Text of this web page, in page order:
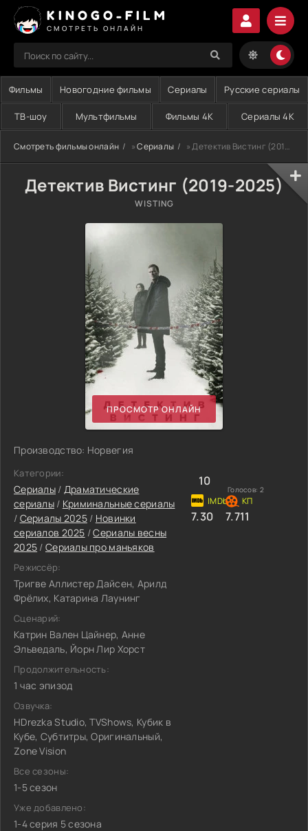
KINOGO-FILM
СМОТРЕТЬ ОНЛАЙН
Фильмы Новогодние фильмы Сериалы Русские сериалы
ТВ-шоу Мультфильмы Фильмы 4K Сериалы 4K
Смотреть фильмы онлайн »Сериалы » Детектив Вистинг (2019-2025)
Детектив Вистинг (2019-2025)
WISTING
ПРОСМОТР ОНЛАЙН
Производство: Норвегия
Категории:
Сериалы/ Драматические
сериалы/ Криминальные сериалы
/ Сериалы 2025/ Новинки
сериалов 2025 /Сериалы весны
2025 / Сериалы про маньяков
Режиссёр:
Тригве Аллистер Дайсен, Арилд
Фрёлих, Катарина Лаунинг
Сценарий:
Катрин Вален Цайнер, Анне
Эльведаль, Йорн Лир Хорст
Продолжительность:
1 час эпизод
Озвучка:
HDrezka Studio, TVShows, Кубик в
Кубе, Субтитры, Оригинальный,
Zone Vision
Все сезоны:
1-5 сезон
Уже добавлено:
1-4 серия 5 сезона
10
Голосов: 2
7.30 7.711